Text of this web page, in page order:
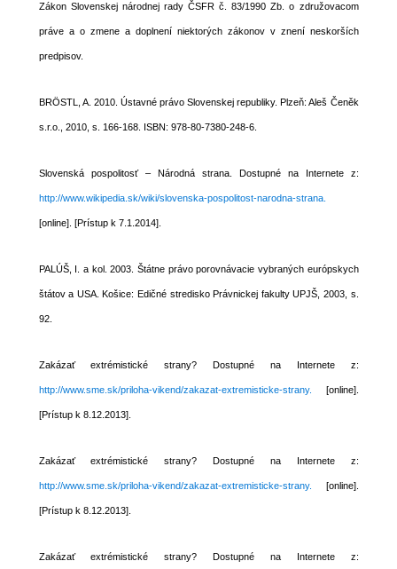
Zákon Slovenskej národnej rady ČSFR č. 83/1990 Zb. o združovacom
práve a o zmene a doplnení niektorých zákonov v znení neskorších
predpisov.
BRÖSTL, A. 2010. Ústavné právo Slovenskej republiky. Plzeň: Aleš Čeněk
s.r.o., 2010, s. 166-168. ISBN: 978-80-7380-248-6.
Slovenská pospolitosť – Národná strana. Dostupné na Internete z:
http://www.wikipedia.sk/wiki/slovenska-pospolitost-narodna-strana.
[online]. [Prístup k 7.1.2014].
PALÚŠ, I. a kol. 2003. Štátne právo porovnávacie vybraných európskych
štátov a USA. Košice: Edičné stredisko Právnickej fakulty UPJŠ, 2003, s.
92.
Zakázať extrémistické strany? Dostupné na Internete z:
http://www.sme.sk/priloha-vikend/zakazat-extremisticke-strany. [online].
[Prístup k 8.12.2013].
Zakázať extrémistické strany? Dostupné na Internete z:
http://www.sme.sk/priloha-vikend/zakazat-extremisticke-strany. [online].
[Prístup k 8.12.2013].
Zakázať extrémistické strany? Dostupné na Internete z: